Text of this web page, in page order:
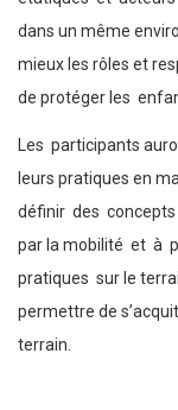
dans un même
mieux les rôles et
de protéger les
Les participants
leurs pratiques en
définir des
par la mobilité et à
pratiques sur le
permettre de
terrain.